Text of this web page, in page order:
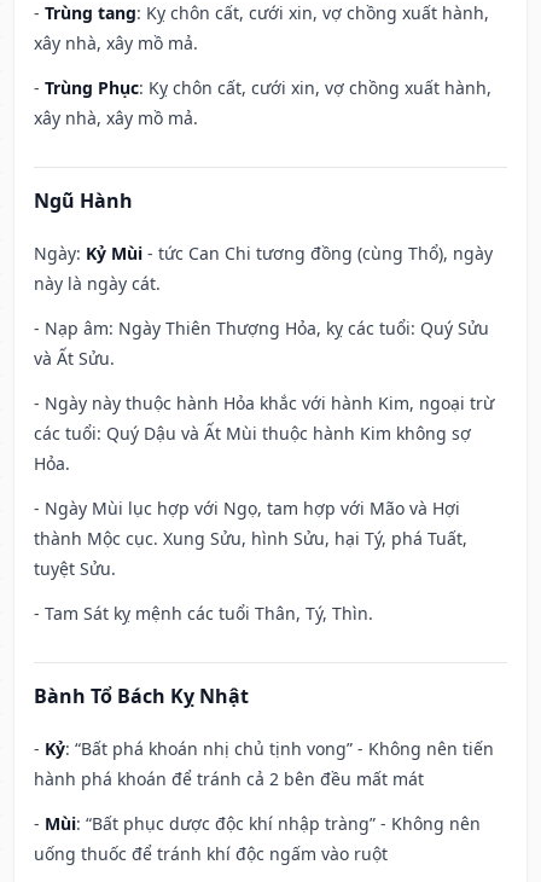
- Trùng tang: Kỵ chôn cất, cưới xin, vợ chồng xuất hành,
xây nhà, xây mồ mả.
- Trùng Phục: Kỵ chôn cất, cưới xin, vợ chồng xuất hành,
xây nhà, xây mồ mả.
Ngũ Hành
Ngày: Kỷ Mùi - tức Can Chi tương đồng (cùng Thổ), ngày
này là ngày cát.
- Nạp âm: Ngày Thiên Thượng Hỏa, kỵ các tuổi: Quý Sửu
và Ất Sửu.
- Ngày này thuộc hành Hỏa khắc với hành Kim, ngoại trừ
các tuổi: Quý Dậu và Ất Mùi thuộc hành Kim không sợ
Hỏa.
- Ngày Mùi lục hợp với Ngọ, tam hợp với Mão và Hợi
thành Mộc cục. Xung Sửu, hình Sửu, hại Tý, phá Tuất,
tuyệt Sửu.
- Tam Sát kỵ mệnh các tuổi Thân, Tý, Thìn.
Bành Tổ Bách Kỵ Nhật
- Kỷ: “Bất phá khoán nhị chủ tịnh vong” - Không nên tiến
hành phá khoán để tránh cả 2 bên đều mất mát
- Mùi: “Bất phục dược độc khí nhập tràng” - Không nên
uống thuốc để tránh khí độc ngấm vào ruột